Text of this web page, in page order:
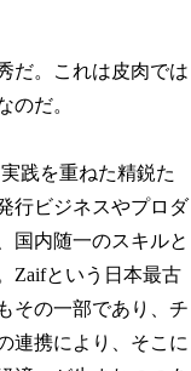
だ。これは皮肉では
のだ。
践を重ねた精鋭た
行ビジネスやプロダ
国内随一のスキルと
Zaifという日本最古
その一部であり、チ
連携により、そこに